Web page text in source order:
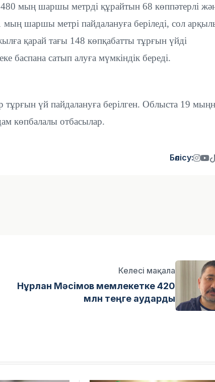
мың шаршы метрді құрайтын 68 көппәтерлі
шаршы метрі пайдалануға беріледі, сол
қарай тағы 148 көпқабатты тұрғын үйді
баспана сатып алуға мүмкіндік береді.
үй пайдалануға берілген. Облыста 19
көпбалалы отбасылар.
Бөлісу:
Келесі мақала
Нұрлан Мәсімов мемлекетке 420
млн теңге аударды